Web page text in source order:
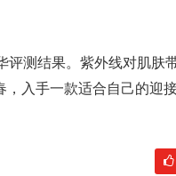
测结果。紫外线对肌肤
入手一款适合自己的迎